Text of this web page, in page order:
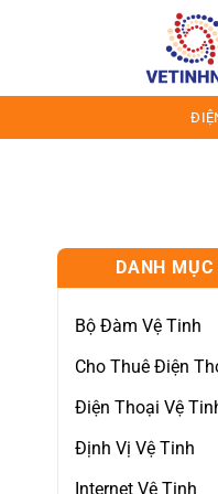
DANH
Bộ Đàm Vệ Tinh
Cho Thuê Điện
Điện Thoại Vệ
Định Vị Vệ Tinh
Internet Vệ Tinh